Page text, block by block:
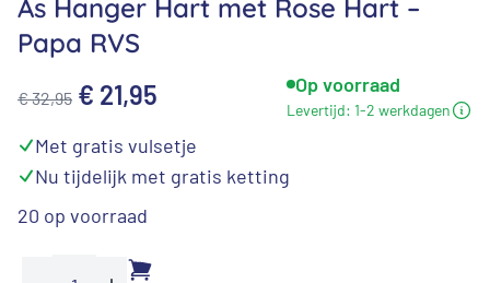
As Hanger Hart met Rose Hart –
Papa RVS
€32,95 Oorspronkelijke
was:
€ 32,95.
€ 21,95
is:
€ 21,95.
Op voorraad
Levertijd: 1-2 werkdagen
⁠Met gratis vulsetje
⁠Nu tijdelijk met gratis ketting
20 op voorraad